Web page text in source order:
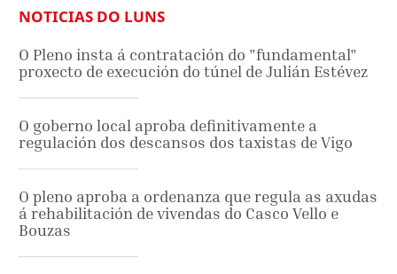
NOTICIAS DO LUNS
O Pleno insta á contratación do "fundamental"
proxecto de execución do túnel de Julián Estévez
O goberno local aproba definitivamente a
regulación dos descansos dos taxistas de Vigo
O pleno aproba a ordenanza que regula as axudas
á rehabilitación de vivendas do Casco Vello e
Bouzas